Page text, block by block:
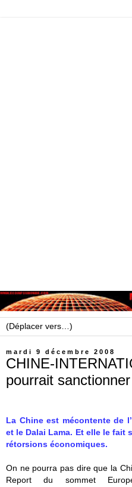
mardi 9 décembre 2008
CHINE-
pourrait
La Chine est mécontente de
et le Dalai Lama. Et elle le fait
rétorsions économiques.
On ne pourra pas dire que la
Report du sommet